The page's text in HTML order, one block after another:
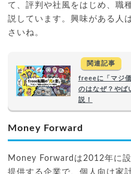
て、評判や社風をはじめ、職
説しています。興味がある人
さいね。
関連記事
freeeに「マジ
のはなぜ？やば
説！
Money Forward
Money Forwardは2012年に
提供する企業で、個人向け家